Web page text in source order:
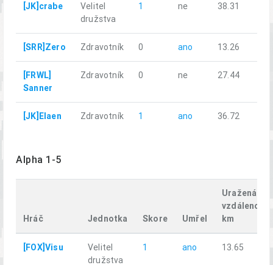
[JK]crabe
Velitel
družstva
1 ne 38.31
[SRR]Zero Zdravotník 0 ano 13.26
[FRWL]
Sanner
Zdravotník 0 ne 27.44
[JK]Elaen Zdravotník 1 ano 36.72
Alpha 1-5
Hráč Jednotka Skore Umřel
Uražená
vzdálenost,
km
[FOX]Visu
Velitel
družstva
1 ano 13.65